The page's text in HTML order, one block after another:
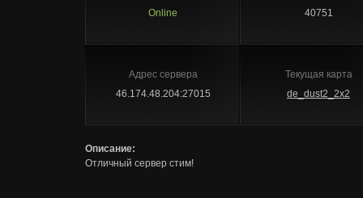
Online
40751
Адрес сервера
46.174.48.204:27015
Текущая карта
de_dust2_2x2
Описание:
Отличный сервер стим!